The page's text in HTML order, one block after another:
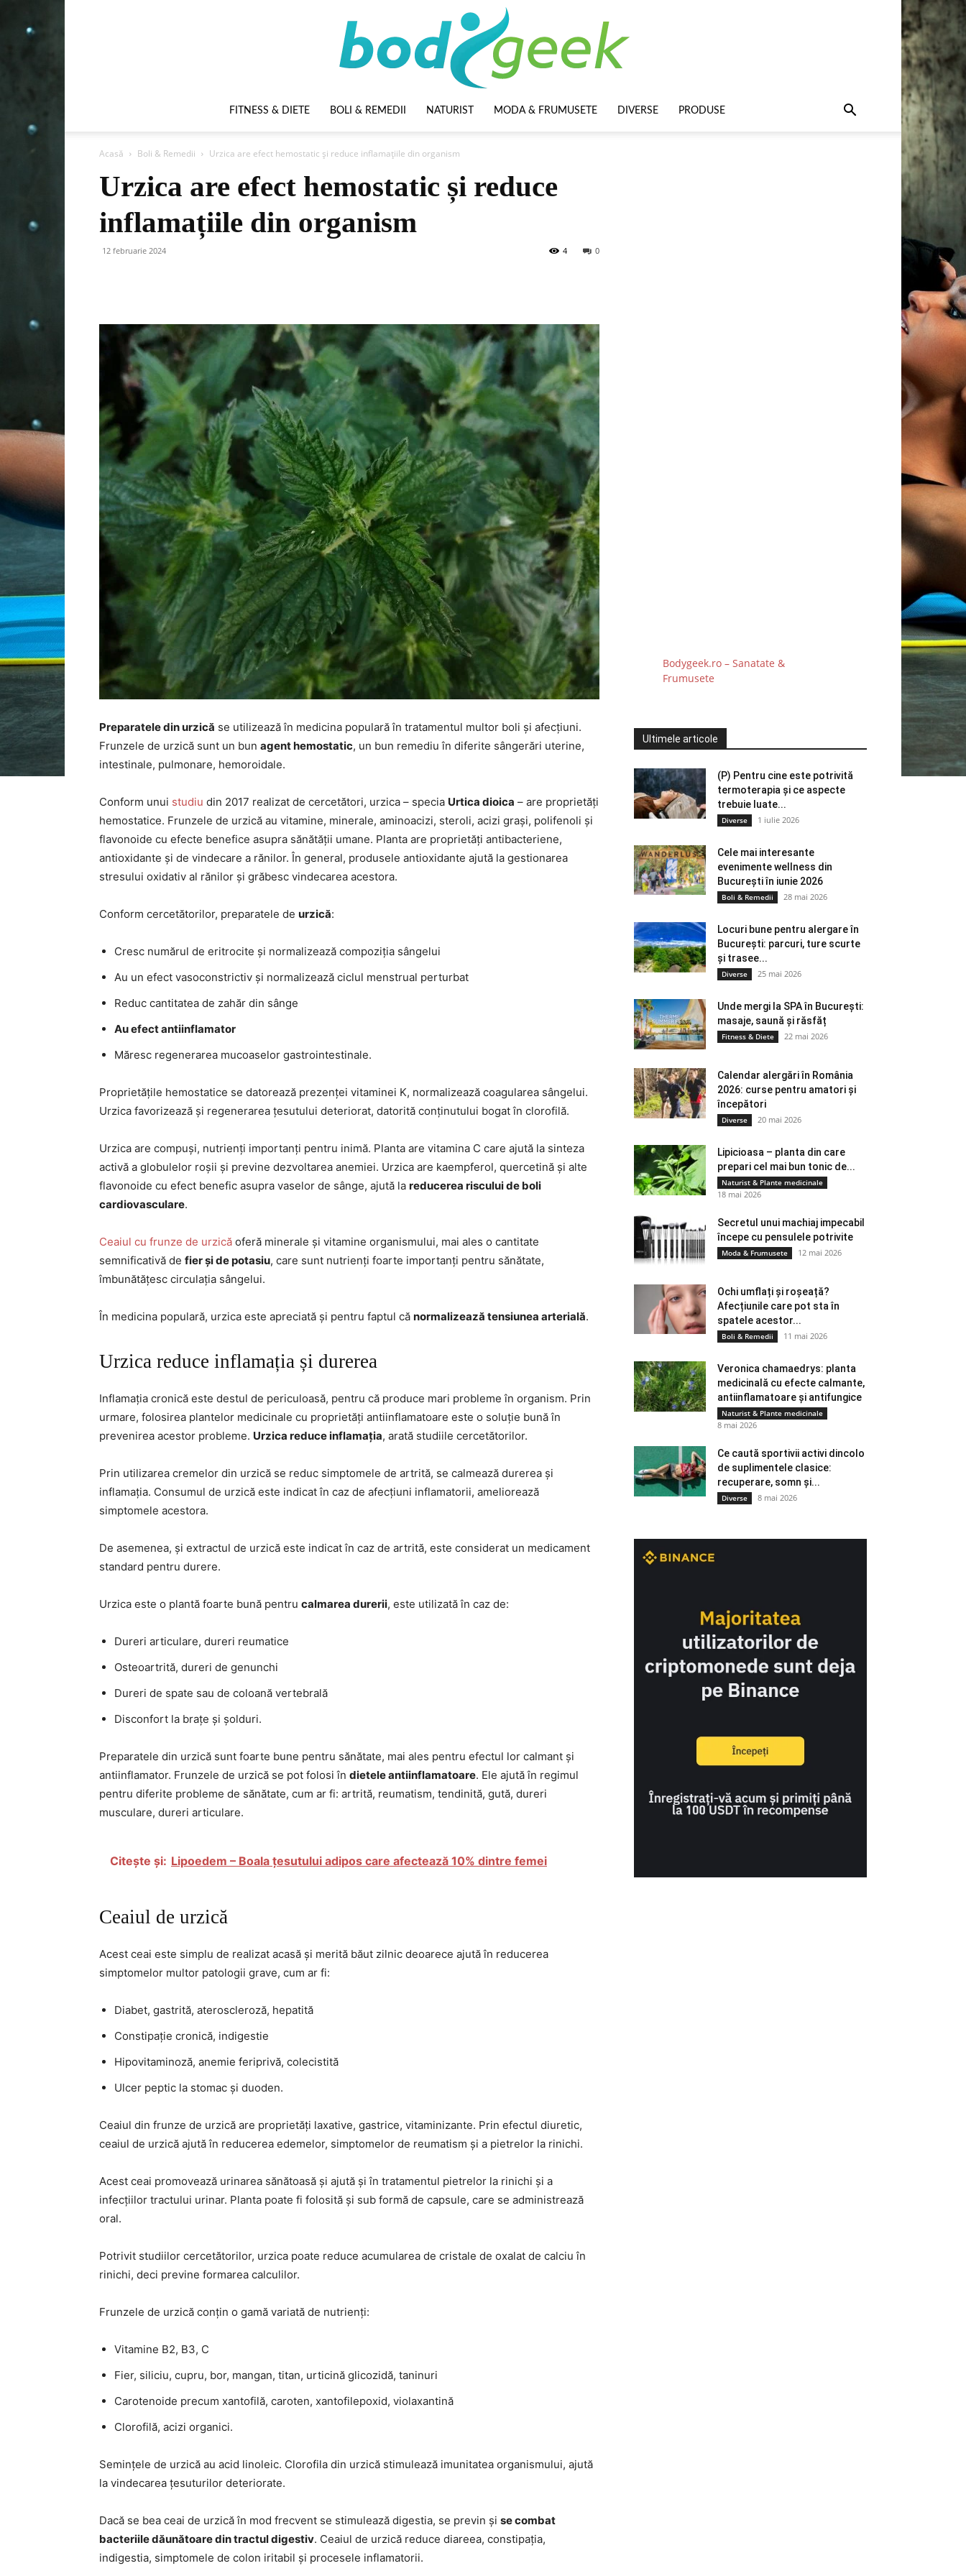
FITNESS & DIETE BOLI & REMEDII NATURIST MODA & FRUMUSETE DIVERSE PRODUSE
Acasă Boli & Remedii Urzica are efect hemostatic și reduce inflamațiile din organism
Urzica are efect hemostatic și reduce
inflamațiile din organism
12 februarie 2024 0
4
Preparatele din urzică se utilizează în medicina populară în tratamentul multor boli și afecțiuni.
Frunzele de urzică sunt un bun agent hemostatic, un bun remediu în diferite sângerări uterine,
intestinale, pulmonare, hemoroidale.
Conform unui studiu din 2017 realizat de cercetători, urzica – specia Urtica dioica – are proprietăți
hemostatice. Frunzele de urzică au vitamine, minerale, aminoacizi, steroli, acizi grași, polifenoli și
flavonoide cu efecte benefice asupra sănătății umane. Planta are proprietăți antibacteriene,
antioxidante și de vindecare a rănilor. În general, produsele antioxidante ajută la gestionarea
stresului oxidativ al rănilor și grăbesc vindecarea acestora.
Conform cercetătorilor, preparatele de urzică:
Cresc numărul de eritrocite și normalizează compoziția sângelui
Au un efect vasoconstrictiv și normalizează ciclul menstrual perturbat
Reduc cantitatea de zahăr din sânge
Au efect antiinflamator
Măresc regenerarea mucoaselor gastrointestinale.
Proprietățile hemostatice se datorează prezenței vitaminei K, normalizează coagularea sângelui.
Urzica favorizează și regenerarea țesutului deteriorat, datorită conținutului bogat în clorofilă.
Urzica are compuși, nutrienți importanți pentru inimă. Planta are vitamina C care ajută la sinteza
activă a globulelor roșii și previne dezvoltarea anemiei. Urzica are kaempferol, quercetină și alte
flavonoide cu efect benefic asupra vaselor de sânge, ajută la reducerea riscului de boli
cardiovasculare.
Ceaiul cu frunze de urzică oferă minerale și vitamine organismului, mai ales o cantitate
semnificativă de fier și de potasiu, care sunt nutrienți foarte importanți pentru sănătate,
îmbunătățesc circulația sângelui.
În medicina populară, urzica este apreciată și pentru faptul că normalizează tensiunea arterială.
Urzica reduce inflamația și durerea
Inflamația cronică este destul de periculoasă, pentru că produce mari probleme în organism. Prin
urmare, folosirea plantelor medicinale cu proprietăți antiinflamatoare este o soluție bună în
prevenirea acestor probleme. Urzica reduce inflamația, arată studiile cercetătorilor.
Prin utilizarea cremelor din urzică se reduc simptomele de artrită, se calmează durerea și
inflamația. Consumul de urzică este indicat în caz de afecțiuni inflamatorii, ameliorează
simptomele acestora.
De asemenea, și extractul de urzică este indicat în caz de artrită, este considerat un medicament
standard pentru durere.
Urzica este o plantă foarte bună pentru calmarea durerii, este utilizată în caz de:
Dureri articulare, dureri reumatice
Osteoartrită, dureri de genunchi
Dureri de spate sau de coloană vertebrală
Disconfort la brațe și șolduri.
Preparatele din urzică sunt foarte bune pentru sănătate, mai ales pentru efectul lor calmant și
antiinflamator. Frunzele de urzică se pot folosi în dietele antiinflamatoare. Ele ajută în regimul
pentru diferite probleme de sănătate, cum ar fi: artrită, reumatism, tendinită, gută, dureri
musculare, dureri articulare.
Citește și: Lipoedem – Boala țesutului adipos care afectează 10% dintre femei
Ceaiul de urzică
Acest ceai este simplu de realizat acasă și merită băut zilnic deoarece ajută în reducerea
simptomelor multor patologii grave, cum ar fi:
Diabet, gastrită, ateroscleroză, hepatită
Constipație cronică, indigestie
Hipovitaminoză, anemie feriprivă, colecistită
Ulcer peptic la stomac și duoden.
Ceaiul din frunze de urzică are proprietăți laxative, gastrice, vitaminizante. Prin efectul diuretic,
ceaiul de urzică ajută în reducerea edemelor, simptomelor de reumatism și a pietrelor la rinichi.
Acest ceai promovează urinarea sănătoasă și ajută și în tratamentul pietrelor la rinichi și a
infecțiilor tractului urinar. Planta poate fi folosită și sub formă de capsule, care se administrează
oral.
Potrivit studiilor cercetătorilor, urzica poate reduce acumularea de cristale de oxalat de calciu în
rinichi, deci previne formarea calculilor.
Frunzele de urzică conțin o gamă variată de nutrienți:
Vitamine B2, B3, C
Fier, siliciu, cupru, bor, mangan, titan, urticină glicozidă, taninuri
Carotenoide precum xantofilă, caroten, xantofilepoxid, violaxantină
Clorofilă, acizi organici.
Semințele de urzică au acid linoleic. Clorofila din urzică stimulează imunitatea organismului, ajută
la vindecarea țesuturilor deteriorate.
Dacă se bea ceai de urzică în mod frecvent se stimulează digestia, se previn și se combat
bacteriile dăunătoare din tractul digestiv. Ceaiul de urzică reduce diareea, constipația,
indigestia, simptomele de colon iritabil și procesele inflamatorii.
Bodygeek.ro – Sanatate &
Frumusete
Ultimele articole
(P) Pentru cine este potrivită
termoterapia și ce aspecte
trebuie luate...
Diverse 1 iulie 2026
Cele mai interesante
evenimente wellness din
București în iunie 2026
Boli & Remedii 28 mai 2026
Locuri bune pentru alergare în
București: parcuri, ture scurte
și trasee...
Diverse 25 mai 2026
Unde mergi la SPA în București:
masaje, saună și răsfăț
Fitness & Diete 22 mai 2026
Calendar alergări în România
2026: curse pentru amatori și
începători
Diverse 20 mai 2026
Lipicioasa – planta din care
prepari cel mai bun tonic de...
Naturist & Plante medicinale
18 mai 2026
Secretul unui machiaj impecabil
începe cu pensulele potrivite
Moda & Frumusete 12 mai 2026
Ochi umflați și roșeață?
Afecțiunile care pot sta în
spatele acestor...
Boli & Remedii 11 mai 2026
Veronica chamaedrys: planta
medicinală cu efecte calmante,
antiinflamatoare și antifungice
Naturist & Plante medicinale
8 mai 2026
Ce caută sportivii activi dincolo
de suplimentele clasice:
recuperare, somn și...
Diverse 8 mai 2026